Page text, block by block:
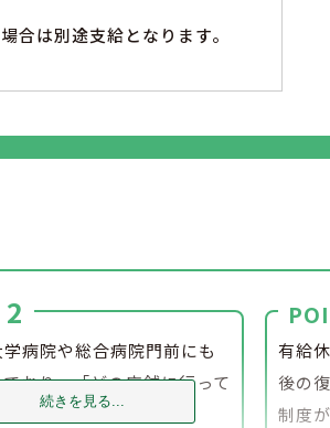
合は別途支給となります。
2
病院や総合病院門前にも
おり、「どの店舗に行って
」があります！
有給
後の
制度
続きを見る...